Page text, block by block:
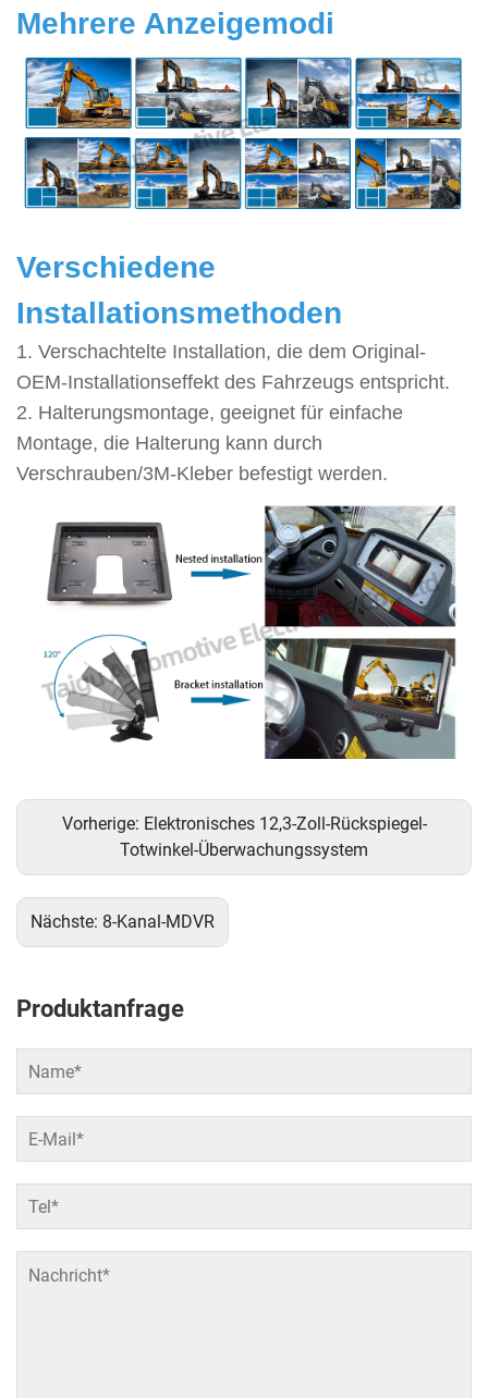
Mehrere Anzeigemodi
Verschiedene
Installationsmethoden
1. Verschachtelte Installation, die dem Original-
OEM-Installationseffekt des Fahrzeugs entspricht.
2. Halterungsmontage, geeignet für einfache
Montage, die Halterung kann durch
Verschrauben/3M-Kleber befestigt werden.
Vorherige: Elektronisches 12,3-Zoll-Rückspiegel-
Totwinkel-Überwachungssystem
Nächste: 8-Kanal-MDVR
Produktanfrage